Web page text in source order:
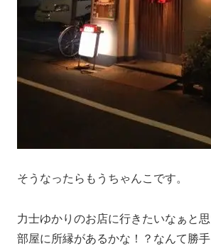
そうなったらもうちゃんこです。
力士ゆかりのお店に行きたいなぁと
部屋に所縁があるかな！？なんて勝手